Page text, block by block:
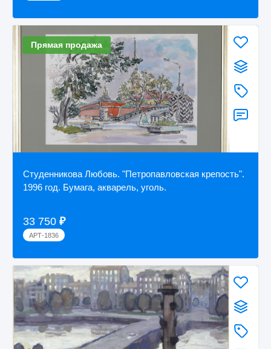
Прямая продажа
Студенникова Любовь. "Петропавловская крепость".
1996 год. Бумага, акварель, уголь.
33 750 ₽
АРТ-1836